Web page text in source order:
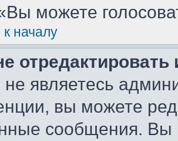
можете
началу
являетесь
вы можете
сообщения. Вы